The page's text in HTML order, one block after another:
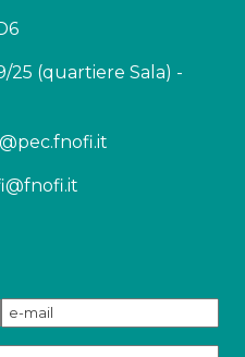
25 (quartiere Sala) -